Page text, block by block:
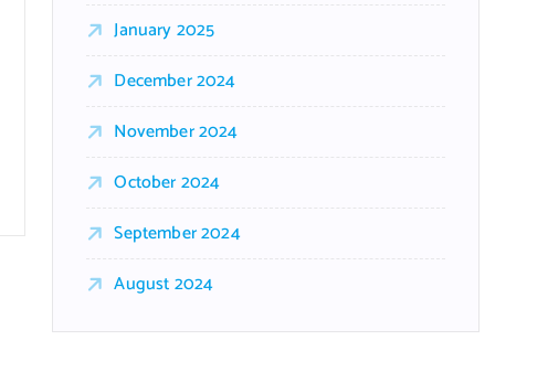
January 2025
December 2024
November 2024
October 2024
September 2024
August 2024